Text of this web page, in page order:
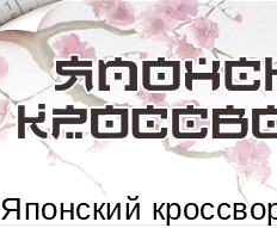
Японский